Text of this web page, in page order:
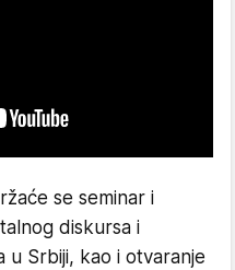
se seminar i
diskursa i
u Srbiji, kao i otvaranje